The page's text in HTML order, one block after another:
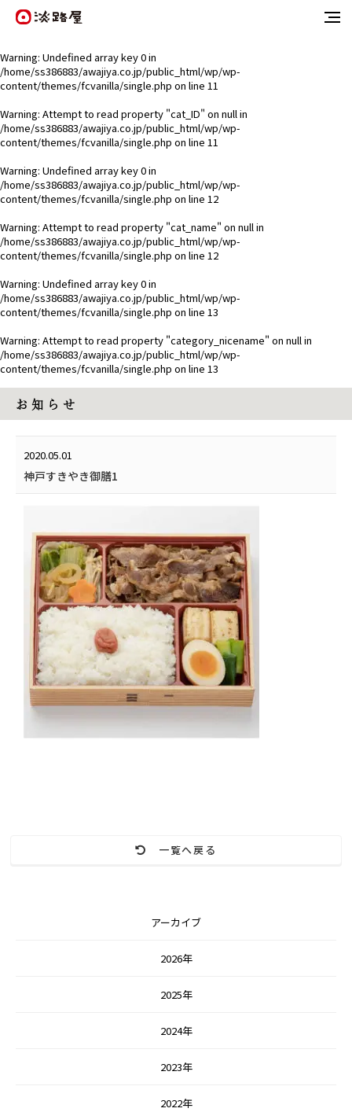
Warning: Undefined array key 0 in
/home/ss386883/awajiya.co.jp/public_html/wp/wp-
content/themes/fcvanilla/single.php on line 11
Warning: Attempt to read property "cat_ID" on null in
/home/ss386883/awajiya.co.jp/public_html/wp/wp-
content/themes/fcvanilla/single.php on line 11
Warning: Undefined array key 0 in
/home/ss386883/awajiya.co.jp/public_html/wp/wp-
content/themes/fcvanilla/single.php on line 12
Warning: Attempt to read property "cat_name" on null in
/home/ss386883/awajiya.co.jp/public_html/wp/wp-
content/themes/fcvanilla/single.php on line 12
Warning: Undefined array key 0 in
/home/ss386883/awajiya.co.jp/public_html/wp/wp-
content/themes/fcvanilla/single.php on line 13
Warning: Attempt to read property "category_nicename" on null in
/home/ss386883/awajiya.co.jp/public_html/wp/wp-
content/themes/fcvanilla/single.php on line 13
お 知 ら せ
2020.05.01
神戸すきやき御膳1
一覧へ戻る
アーカイブ
2026年
2025年
2024年
2023年
2022年